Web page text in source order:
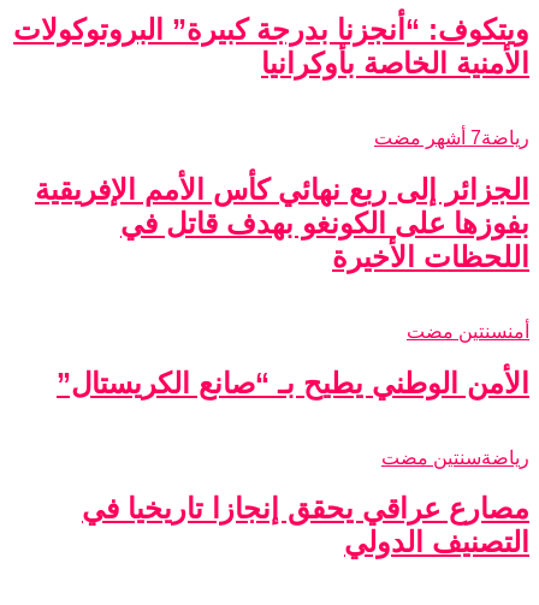
ويتكوف: “أنجزنا بدرجة كبيرة” البروتوكولات
الأمنية الخاصة بأوكرانيا
رياضة7 أشهر مضت
الجزائر إلى ربع نهائي كأس الأمم الإفريقية
بفوزها على الكونغو بهدف قاتل في
اللحظات الأخيرة
أمنسنتين مضت
الأمن الوطني يطيح بـ “صانع الكريستال”
رياضةسنتين مضت
مصارع عراقي يحقق إنجازا تاريخيا في
التصنيف الدولي